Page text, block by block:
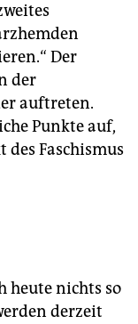
Der
der
auftreten.
Punkte auf,
Faschismus
heute nichts so
derzeit